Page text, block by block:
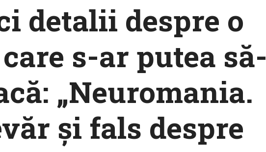
detalii despre o
s-ar putea să-
„Neuromania.
și fals despre